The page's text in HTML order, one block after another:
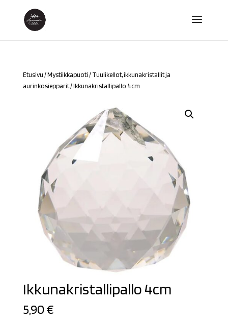
Etusivu /Mystiikkapuoti / Tuulikellot, ikkunakristallit ja
aurinkosiepparit/ Ikkunakristallipallo 4cm
Ikkunakristallipallo 4cm
5,90€